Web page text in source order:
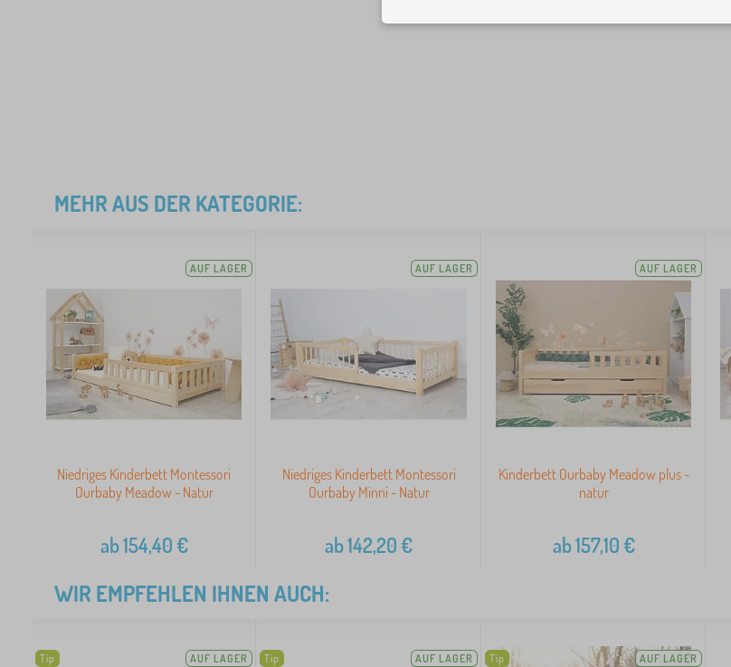
MEHR AUS DER KATEGORIE:
AUF LAGER
Niedriges Kinderbett Montessori
Ourbaby Meadow - Natur
ab154,40€
AUF LAGER
Niedriges Kinderbett Montessori
Ourbaby Minni - Natur
ab142,20€
AUF LAGER
Kinderbett Ourbaby Meadow plus -
natur
ab157,10€
WIR EMPFEHLEN IHNEN AUCH:
Tip AUF LAGER Tip AUF LAGER Tip AUF LAGER